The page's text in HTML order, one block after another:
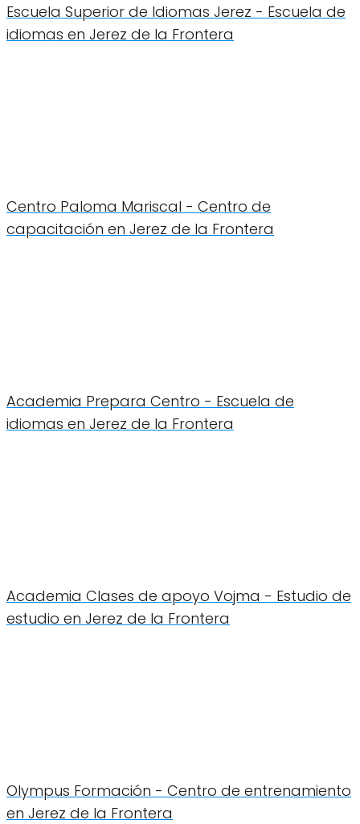
Escuela Superior de Idiomas Jerez - Escuela de
idiomas en Jerez de la Frontera
Centro Paloma Mariscal - Centro de
capacitación en Jerez de la Frontera
Academia Prepara Centro - Escuela de
idiomas en Jerez de la Frontera
Academia Clases de apoyo Vojma - Estudio de
estudio en Jerez de la Frontera
Olympus Formación - Centro de entrenamiento
en Jerez de la Frontera